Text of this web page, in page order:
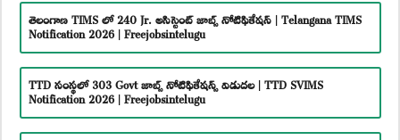
తెలంగాణ TIMS లో 240 Jr. అసిస్టెంట్ జాబ్స్ నోటిఫికేషన్ | Telangana TIMS
Notification 2026 | Freejobsintelugu
TTD సంస్థలో 303 Govt జాబ్స్ నోటిఫికేషన్స్ విడుదల | TTD SVIMS
Notification 2026 | Freejobsintelugu